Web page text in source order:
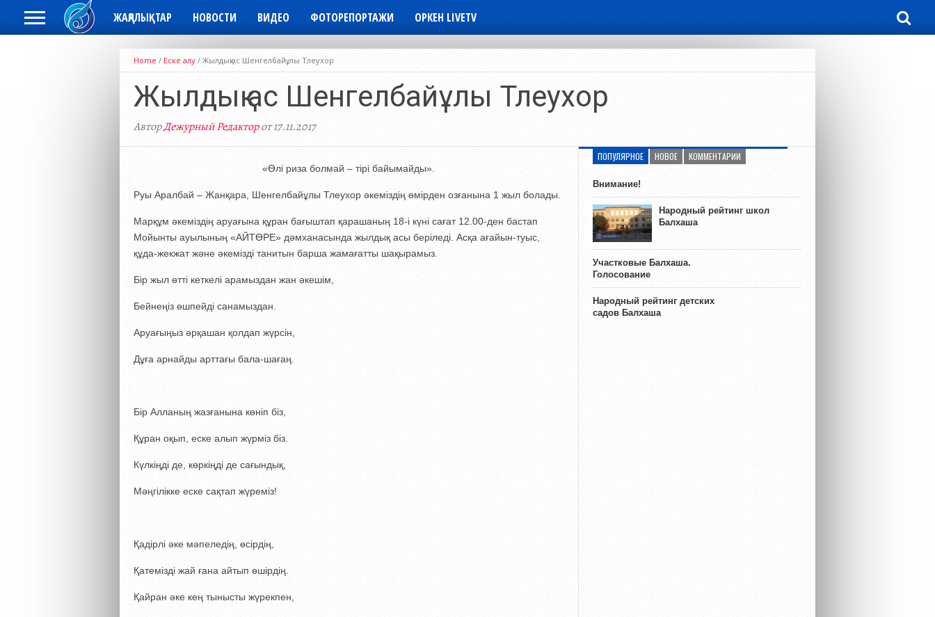
ЖАҢАЛЫҚТАР НОВОСТИ ВИДЕО ФОТОРЕПОРТАЖИ ОРКЕН LIVETV
Home / Еске алу / Жылдық ас Шенгелбайұлы Тлеухор
Жылдық ас Шенгелбайұлы Тлеухор
АвторДежурный Редакторот 17.11.2017
«Өлі риза болмай – тірі байымайды».
Руы Аралбай – Жанқара, Шенгелбайұлы Тлеухор әкеміздің өмірден озғанына 1 жыл болады.
Марқұм әкеміздің аруағына құран бағыштап қарашаның 18-і күні сағат 12.00-ден бастап
Мойынты ауылының «АЙТӨРЕ» дәмханасында жылдық асы беріледі. Асқа ағайын-туыс,
құда-жекжат және әкемізді танитын барша жамағатты шақырамыз.
Бір жыл өтті кеткелі арамыздан жан әкешім,
Бейнеңіз өшпейді санамыздан.
Аруағыңыз әрқашан қолдап жүрсін,
Дұға арнайды арттағы бала-шағаң.
Бір Алланың жазғанына көніп біз,
Құран оқып, еске алып жүрміз біз.
Күлкіңді де, көркіңді де сағындық,
Мәңгілікке еске сақтап жүреміз!
Қадірлі әке мәпеледің, өсірдің,
Қатемізді жай ғана айтып өшірдің.
Қайран әке кең тынысты жүрекпен,
ПОПУЛЯРНОЕ НОВОЕ КОММЕНТАРИИ
Внимание!
Народный рейтинг школ
Балхаша
Участковые Балхаша.
Голосование
Народный рейтинг детских
садов Балхаша